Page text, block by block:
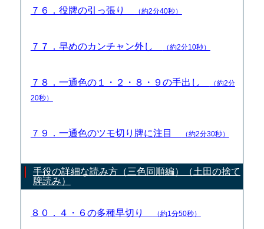
７６．役牌の引っ張り （約2分40秒）
７７．早めのカンチャン外し （約2分10秒）
７８．一通色の１・２・８・９の手出し
（約2分
20秒）
７９．一通色のツモ切り牌に注目 （約2分30秒）
手役の詳細な読み方（三色同順編）（土田の捨て
牌読み）
８０．４・６の多種早切り （約1分50秒）